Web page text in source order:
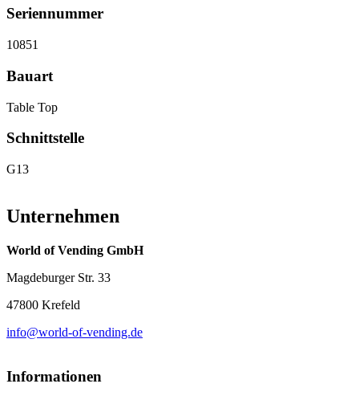
Seriennummer
10851
Bauart
Table Top
Schnittstelle
G13
Unternehmen
World of Vending GmbH
Magdeburger Str. 33
47800 Krefeld
info@world-of-vending.de
Informationen